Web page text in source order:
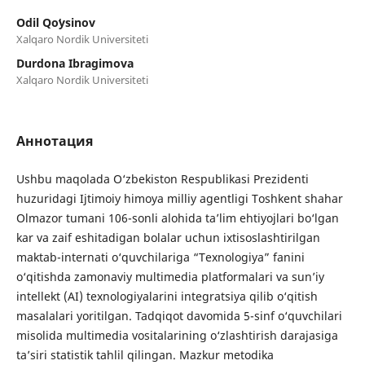
Odil Qoʻysinov
Xalqaro Nordik Universiteti
Durdona Ibragimova
Xalqaro Nordik Universiteti
Аннотация
Ushbu maqolada O‘zbekiston Respublikasi Prezidenti
huzuridagi Ijtimoiy himoya milliy agentligi Toshkent shahar
Olmazor tumani 106-sonli alohida ta’lim ehtiyojlari bo‘lgan
kar va zaif eshitadigan bolalar uchun ixtisoslashtirilgan
maktab-internati o‘quvchilariga “Texnologiya” fanini
o‘qitishda zamonaviy multimedia platformalari va sun’iy
intellekt (AI) texnologiyalarini integratsiya qilib o‘qitish
masalalari yoritilgan. Tadqiqot davomida 5-sinf o‘quvchilari
misolida multimedia vositalarining o‘zlashtirish darajasiga
ta’siri statistik tahlil qilingan. Mazkur metodika